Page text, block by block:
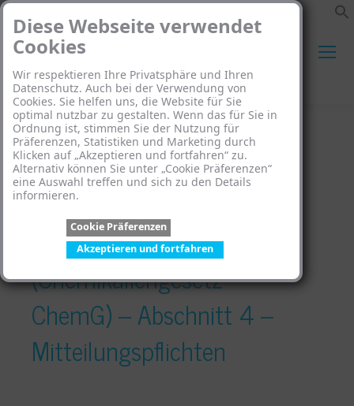
Diese Webseite verwendet
Cookies
Wir respektieren Ihre Privatsphäre und Ihren
Datenschutz. Auch bei der Verwendung von
Cookies. Sie helfen uns, die Website für Sie
optimal nutzbar zu gestalten. Wenn das für Sie in
Ordnung ist, stimmen Sie der Nutzung für
Präferenzen, Statistiken und Marketing durch
Klicken auf „Akzeptieren und fortfahren“ zu.
Alternativ können Sie unter „Cookie Präferenzen“
eine Auswahl treffen und sich zu den Details
informieren.
Cookie Präferenzen
Akzeptieren und fortfahren
Search:
Gesetz zum Schutz vor
gefährlichen Stoffen
(Chemikaliengesetz –
ChemG) – Abschnitt 4 –
Mitteilungspflichten